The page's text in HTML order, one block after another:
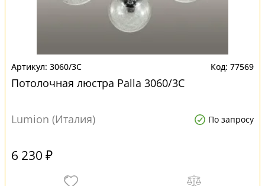
3060/3C 77569
Потолочная люстра Palla 3060/3C
Lumion (Италия) По запросу
6 230 ₽